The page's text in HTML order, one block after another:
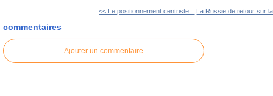
<< Le positionnement centriste... La Russie de retour sur
commentaires
Ajouter un commentaire